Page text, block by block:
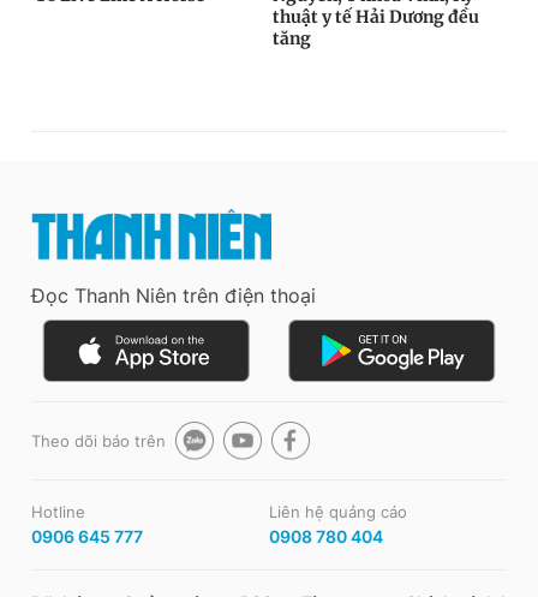
Đọc Thanh Niên trên điện thoại
Theo dõi báo trên
Hotline
0906 645 777
Liên hệ quảng cáo
0908 780 404